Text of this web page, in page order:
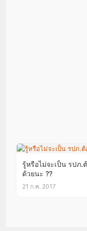
รู้หรือไม่จะเป็น รปภ.
ด้วยนะ ??
21 ก.พ. 2017